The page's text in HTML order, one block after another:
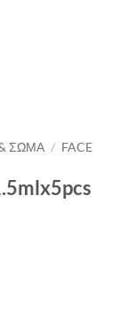
ΣΏΜΑ / FACE